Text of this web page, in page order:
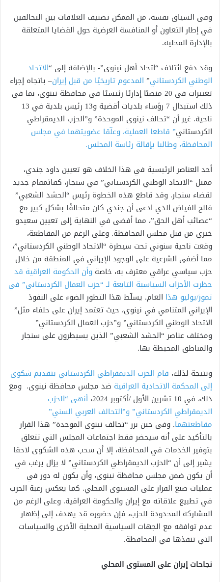
وفى السياق نفسه، من الممكن تصنيف العلاقات بين التحالفين
في إطار التعاون أو المنافسة العرضية حول القضايا المتعلقة
بالإدارة المحلية.
وقد دفع ائتلاف “اتحاد أهل نينوى”- بالإضافة إلى “الاتحاد
الوطني الكردستاني” المدعوم تاريخيًا من قبل إيران– باتجاه إجراء
تغييرات في 20 منصبًا إداريًا رئيسيًا في محافظة نينوى، بما في
ذلك استبدال 7 رؤساء بلديات أقضية و13 رئيس بلدية في 13
ناحية. غير أن “تحالف نينوى الموحدة” و”الحزب الديمقراطي
الكردستاني” قاطعا العملية، وعلّقا عضويتهما في مجلس
المحافظة، وطالبا بإقالة رئاسة المجلس.
أحد العناصر الرئيسية في هذا الخلاف هو تعيين داود جندي،
ممثل “الاتحاد الوطني الكردستاني” في سنجار، كقائمقام جديد
لقضاء سنجار. وقد قاطع هذه الخطوة رئيس “الحشد الشعبي”
فالح الفياض الذي ادعى أن جندي كان متحالفًا بشكل كبير مع
“عصائب أهل الحق”، مما أفضى في النهاية إلى تعيين سعيدو
خيري من قبل مجلس المحافظة. وعلى الرغم من المقاطعة،
وقعت ناحية سنوني تحت سيطرة “الاتحاد الوطني الكردستاني”،
مما أضفى الشرعية على الوجود الإيراني في المنطقة من خلال
حزب سياسي عراقي معترف به، خاصة وأن الحكومة العراقية قد
حظرت الأحزاب السياسية التابعة لـ “حزب العمال الكردستاني” في
تموز/يوليو هذا العام. يسلّط هذا التطور الضوء على النفوذ
الإيراني المتنامي في نينوى، حيث تعتمد إيران على حلفاء مثل”
الاتحاد الوطني الكردستاني” و”حزب العمال الكردستاني”
ومختلف عناصر “الحشد الشعبي” الذين يسيطرون على سنجار
والمناطق المحيطة بها.
ونتيجة لذلك، قام الحزب الديمقراطي الكردستاني بتقديم شكوى
إلى المحكمة الاتحادية العراقية ضد مجلس محافظة نينوى. ومع
ذلك، في 10 تشرين الأول /أكتوبر 2024،
أنهى “الحزب
الديمقراطي الكردستاني” و”التحالف العربي السني”
مقاطعتهما. وفي حين برر “تحالف نينوى الموحدة” هذا القرار
بالتأكيد على أنه سيحضر فقط اجتماعات المجلس التي تتعلق
بتوفير الخدمات في المحافظة، إلا أن سحب هذه الشكوى لاحقا
يشير إلى أن “الحزب الديمقراطي الكردستاني” لا يزال يرغب في
أن يكون ضمن مجلس محافظة نينوى، وأن يكون له دور في
عمليات صنع القرار على المستوى المحلي. كما يعكس رغبة الحزب
في تطبيع علاقاته مع إيران والحكومة العراقية. وعلى الرغم من
المشاركة المحدودة للحزب، فإن حضوره قد يهدف إلى إظهار
عدم توافقه مع الجهات السياسية المحلية الأخرى والسياسات
التي تنفذها في المحافظة.
نجاحات إيران على المستوى المحلي